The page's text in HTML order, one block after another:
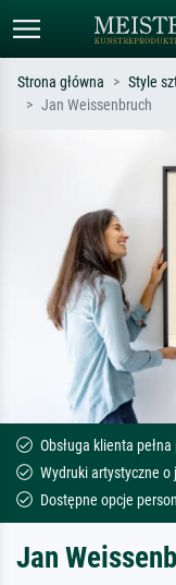
Strona główna Style
Jan Weissenbruch
Obsługa klienta
Wydruki artystyczne
Dostępne opcje
Jan